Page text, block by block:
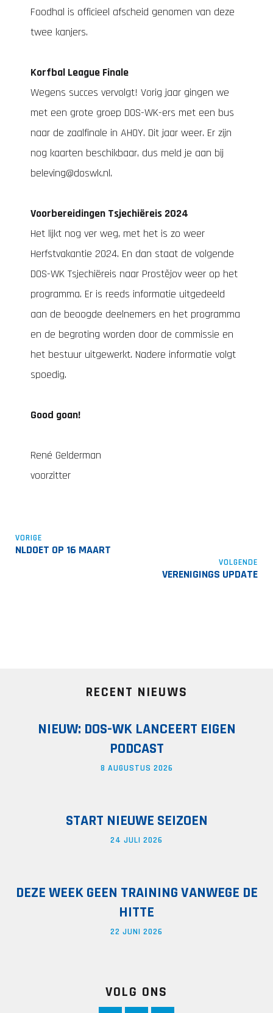
Foodhal is officieel afscheid genomen van deze
twee kanjers.
Korfbal League Finale
Wegens succes vervolgt! Vorig jaar gingen we
met een grote groep DOS-WK-ers met een bus
naar de zaalfinale in AHOY. Dit jaar weer. Er zijn
nog kaarten beschikbaar, dus meld je aan bij
beleving@doswk.nl.
Voorbereidingen Tsjechiëreis 2024
Het lijkt nog ver weg, met het is zo weer
Herfstvakantie 2024. En dan staat de volgende
DOS-WK Tsjechiëreis naar Prostějov weer op het
programma. Er is reeds informatie uitgedeeld
aan de beoogde deelnemers en het programma
en de begroting worden door de commissie en
het bestuur uitgewerkt. Nadere informatie volgt
spoedig.
Good goan!
René Gelderman
voorzitter
VORIGE
NLDOET OP 16 MAART
VOLGENDE
VERENIGINGS UPDATE
RECENT NIEUWS
NIEUW: DOS-WK LANCEERT EIGEN
PODCAST
8 AUGUSTUS 2026
START NIEUWE SEIZOEN
24 JULI 2026
DEZE WEEK GEEN TRAINING VANWEGE DE
HITTE
22 JUNI 2026
VOLG ONS